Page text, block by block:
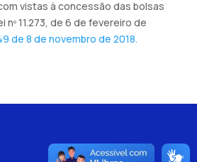
vistas à concessão das bolsas
nº 11.273, de 6 de fevereiro de
de 8 de novembro de 2018.